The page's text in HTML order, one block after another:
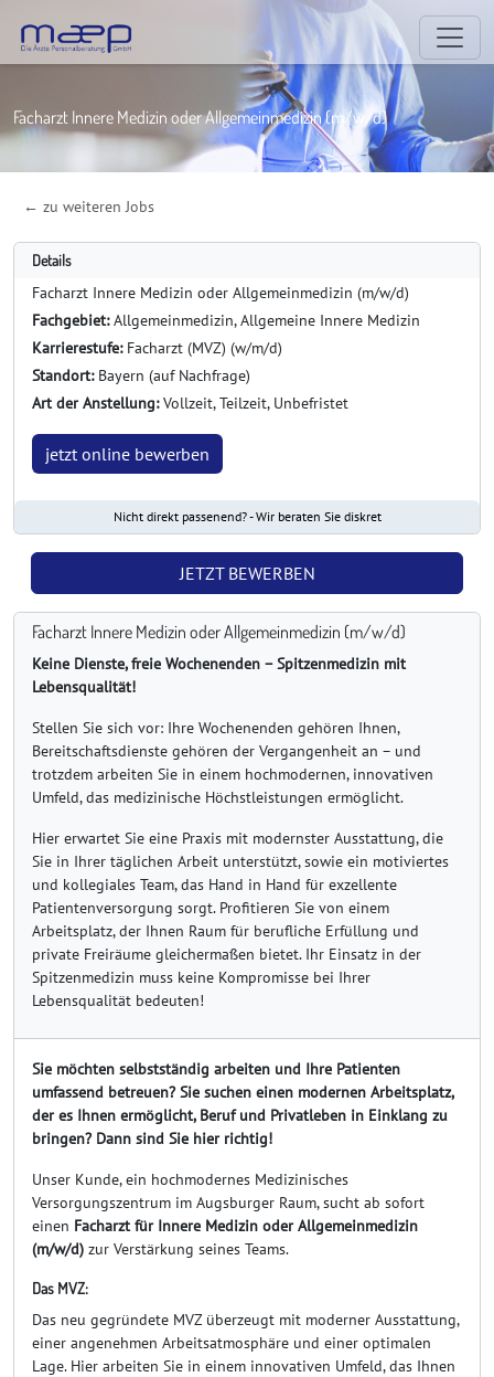
Facharzt Innere Medizin oder Allgemeinmedizin (m/w/d)
← zu weiteren Jobs
Details
Facharzt Innere Medizin oder Allgemeinmedizin (m/w/d)
Fachgebiet:Allgemeinmedizin, Allgemeine Innere Medizin
Karrierestufe:Facharzt (MVZ) (w/m/d)
Standort:Bayern (auf Nachfrage)
Art der Anstellung:Vollzeit, Teilzeit, Unbefristet
jetzt online bewerben
Nicht direkt passenend? - Wir beraten Sie diskret
JETZT BEWERBEN
Facharzt Innere Medizin oder Allgemeinmedizin (m/w/d)
Keine Dienste, freie Wochenenden – Spitzenmedizin mit
Lebensqualität!
Stellen Sie sich vor: Ihre Wochenenden gehören Ihnen,
Bereitschaftsdienste gehören der Vergangenheit an – und
trotzdem arbeiten Sie in einem hochmodernen, innovativen
Umfeld, das medizinische Höchstleistungen ermöglicht.
Hier erwartet Sie eine Praxis mit modernster Ausstattung, die
Sie in Ihrer täglichen Arbeit unterstützt, sowie ein motiviertes
und kollegiales Team, das Hand in Hand für exzellente
Patientenversorgung sorgt. Profitieren Sie von einem
Arbeitsplatz, der Ihnen Raum für berufliche Erfüllung und
private Freiräume gleichermaßen bietet. Ihr Einsatz in der
Spitzenmedizin muss keine Kompromisse bei Ihrer
Lebensqualität bedeuten!
Sie möchten selbstständig arbeiten und Ihre Patienten
umfassend betreuen? Sie suchen einen modernen Arbeitsplatz,
der es Ihnen ermöglicht, Beruf und Privatleben in Einklang zu
bringen? Dann sind Sie hier richtig!
Unser Kunde, ein hochmodernes Medizinisches
Versorgungszentrum im Augsburger Raum, sucht ab sofort
einen Facharzt für Innere Medizin oder Allgemeinmedizin
(m/w/d) zur Verstärkung seines Teams.
Das MVZ:
Das neu gegründete MVZ überzeugt mit moderner Ausstattung,
einer angenehmen Arbeitsatmosphäre und einer optimalen
Lage. Hier arbeiten Sie in einem innovativen Umfeld, das Ihnen